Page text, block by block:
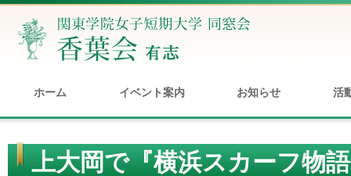
ホーム イベント案内 お知らせ 活
上大岡で『横浜スカーフ物